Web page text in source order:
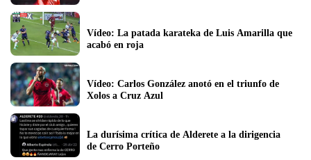
Vídeo: La patada karateka de Luis Amarilla que
acabó en roja
Vídeo: Carlos González anotó en el triunfo de
Xolos a Cruz Azul
La durísima crítica de Alderete a la dirigencia
de Cerro Porteño